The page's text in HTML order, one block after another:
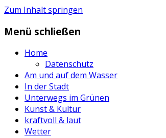
Zum Inhalt springen
Menü schließen
Home
Datenschutz
Am und auf dem Wasser
In der Stadt
Unterwegs im Grünen
Kunst & Kultur
kraftvoll & laut
Wetter